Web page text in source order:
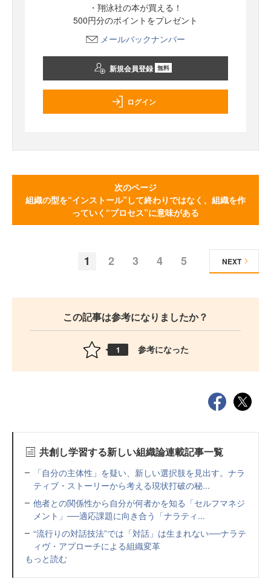
・翔泳社の本が買える！
500円分のポイントをプレゼント
メールバックナンバー
新規会員登録 無料
ログイン
次のページ
組織の型を“インストール”して終わりではなく、組織を作
っていく“プロセス”に意味がある
1 2 3 4 5 NEXT
この記事は参考になりましたか？
1 参考になった
共創し学習する新しい組織論連載記事一覧
「自分の主体性」を疑い、新しい選択肢を見出す。ナラ
ティブ・ストーリーから考える現状打破の秘...
他者との関係性から自分が何者かを知る「セルフマネジ
メント」──適応課題に向き合う「ナラティ...
“流行りの対話技法”では「対話」は生まれない──ナラテ
ィヴ・アプローチによる組織変革
もっと読む